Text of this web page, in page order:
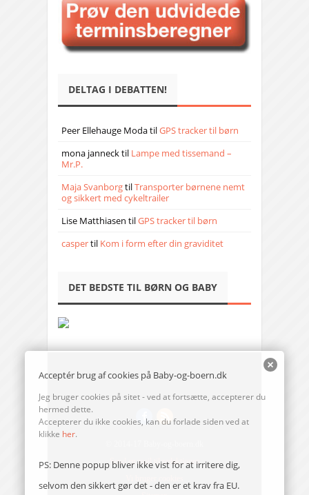
DELTAG I DEBATTEN!
Peer Ellehauge ModatilGPS tracker til børn
mona jannecktil Lampe med tissemand –
Mr.P.
Maja SvanborgtilTransporter børnene nemt
og sikkert med cykeltrailer
Lise Matthiasen tilGPS tracker til børn
caspertil Kom i form efter din graviditet
DET BEDSTE TIL BØRN OG BABY
Send en mail til redaktionen
Acceptér brug af cookies på Baby-og-boern.dk
Jeg bruger cookies på sitet - ved at fortsætte, accepterer du
hermed dette.
Accepterer du ikke cookies, kan du forlade siden ved at
klikke her.
PS: Denne popup bliver ikke vist for at irritere dig,
selvom den sikkert gør det - den er et krav fra EU.